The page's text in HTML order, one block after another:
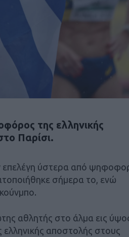
της ελληνικής
Παρίσι.
επελέγη ύστερα από
σήμερα το, ενώ
αθλητής στο άλμα εις
αποστολής στους